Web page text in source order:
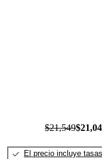
$21,549
El precio incluye tasas